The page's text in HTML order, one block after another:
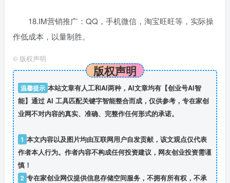
18.IM营销推广：QQ，手机微信，淘宝旺旺等，实际操
作低成本，以量制胜。
© 版权声明
版权声明
温馨提示 本站文章有人工和AI两种，AI文章均有【创业号AI智
能】通过 AI 工具匹配关键字智能整合而成，仅供参考，专在家创
业网不对内容的真实、准确、完整作任何形式的承诺。
1 本文内容以及图片均由互联网用户自发贡献，该文观点仅代表
作者本人行为。作者内容不构成任何投资建议，网友创业投资需谨
慎！
2 专在家创业网仅提供信息存储空间服务，不拥有所有权，不承